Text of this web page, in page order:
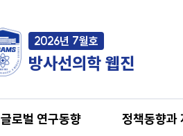
2026년 7월호
방사선의학 웹진
글로벌 연구동향 정책동향과